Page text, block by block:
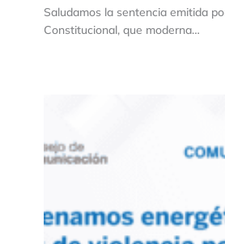
Saludamos la sentencia emitida
Constitucional, que moderna…